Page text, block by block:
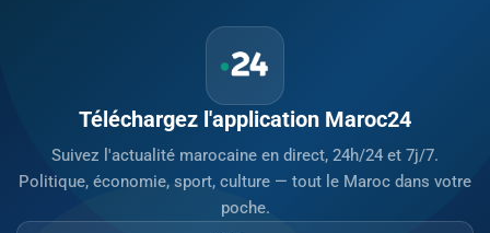
Téléchargez l'application Maroc24
Suivez l'actualité marocaine en direct, 24h/24 et 7j/7.
Politique, économie, sport, culture — tout le Maroc dans votre
poche.